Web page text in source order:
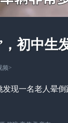
初中生
频>
现一名老人晕